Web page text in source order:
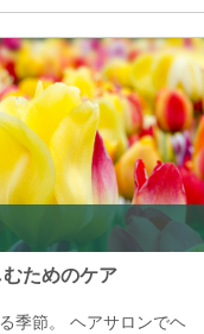
ためのケア
季節。 ヘアサロンでヘ